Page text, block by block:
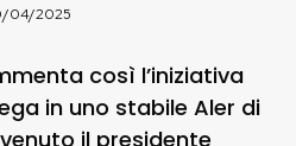
04/2025
così l’iniziativa
in uno stabile Aler di
il presidente